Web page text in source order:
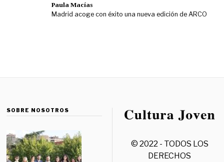
Paula Macías
Madrid acoge con éxito una nueva edición de ARCO
SOBRE NOSOTROS
© 2022 - TODOS LOS
DERECHOS